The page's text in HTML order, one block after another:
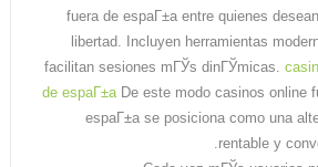
fuera de espaГ±a entre quienes
libertad. Incluyen herramientas
facilitan sesiones mГЎs dinГЎmicas.
de espaГ±a De este modo casinos online
espaГ±a se posiciona como una
rentable y